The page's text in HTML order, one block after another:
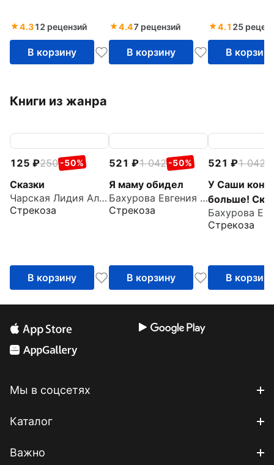
4.312 рецензий
В корзину
4.47 рецензий
В корзину
4.1 25
В корзину
Книги из жанра
125 250 -50%
Сказки
Чарская Лидия Алексеевна
Стрекоза
В корзину
521 1 042 -50%
Я маму обидел
Бахурова Евгения Петровна
Стрекоза
В корзину
521 1 042
У Саши
больше!
про
малышей
Стрекоза
В корзину
Мы в соцсетях
Каталог
Важно